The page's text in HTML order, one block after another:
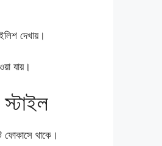
দেখায়।
যায়।
স্টাইল
ফোকাসে থাকে।